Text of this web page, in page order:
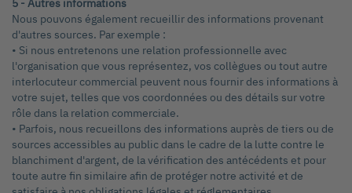
5 - Autres informations
Nous pouvons également recueillir des informations provenant
d'autres sources. Par exemple :
• Si nous entretenons une relation professionnelle avec
l'organisation que vous représentez, vos collègues ou tout autre
interlocuteur commercial peuvent nous fournir des informations à
votre sujet, telles que vos coordonnées ou des détails sur votre
rôle dans la relation commerciale.
• Parfois, nous recueillons des informations auprès de tiers ou de
sources accessibles au public dans le cadre de la lutte contre le
blanchiment d'argent, de la vérification des antécédents et pour
toute autre fin similaire afin de protéger notre activité et de